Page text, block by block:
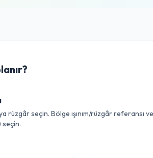
rüzgâr seçin. Bölge ışınım/rüzgâr referansı
seçin.